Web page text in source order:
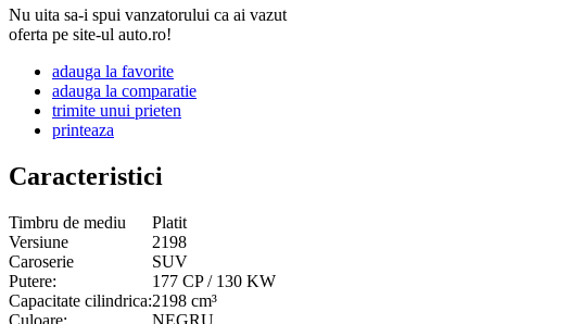
Nu uita sa-i spui vanzatorului ca ai vazut
oferta pe site-ul auto.ro!
adauga la favorite
adauga la comparatie
trimite unui prieten
printeaza
Caracteristici
Timbru de mediu
Platit
Versiune
2198
Caroserie
SUV
Putere:
177 CP / 130 KW
Capacitate cilindrica:2198 cm³
Culoare:
NEGRU